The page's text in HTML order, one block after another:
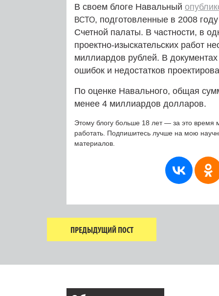
В своем блоге Навальный
ВСТО, подготовленные в 2008
Счетной палаты. В частности, в
проектно-изыскательских работ
миллиардов рублей. В
ошибок и недостатков
По оценке Навального, общая
менее 4 миллиардов долларов.
Этому блогу больше 18 лет — за это время
работать. Подпишитесь лучше на мою
материалов.
ПРЕДЫДУЩИЙ ПОСТ